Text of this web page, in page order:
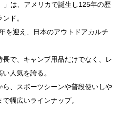
」は、アメリカで誕生し125年の歴
ド。
を迎え、日本のアウトドアカルチ
長で、キャンプ用品だけでなく、レ
人気を誇る。
ら、スポーツシーンや普段使いしや
幅広いラインナップ。